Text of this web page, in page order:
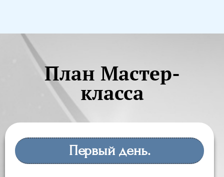
План Мастер-
класса
Первый день.